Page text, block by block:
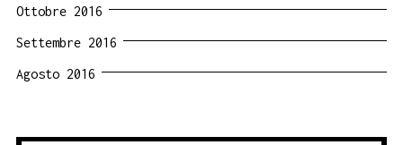
Ottobre 2016
Settembre 2016
Agosto 2016